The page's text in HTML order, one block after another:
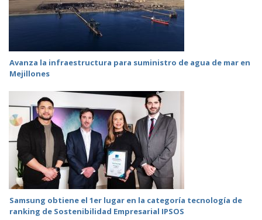
Avanza la infraestructura para suministro de agua de mar en
Mejillones
Samsung obtiene el 1er lugar en la categoría tecnología de
ranking de Sostenibilidad Empresarial IPSOS